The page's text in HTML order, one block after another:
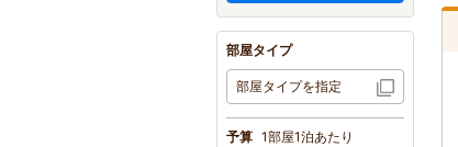
部屋タイプ
部屋タイプを指定
予算 1部屋1泊あたり